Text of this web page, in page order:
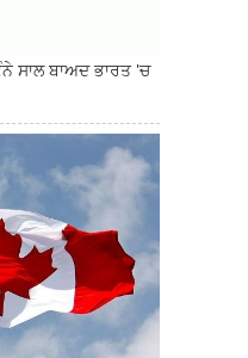
ਸਾਲ ਬਾਅਦ ਭਾਰਤ 'ਚ